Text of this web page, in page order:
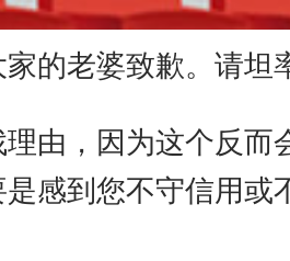
老婆致歉。请坦
，因为这个反而
到您不守信用或